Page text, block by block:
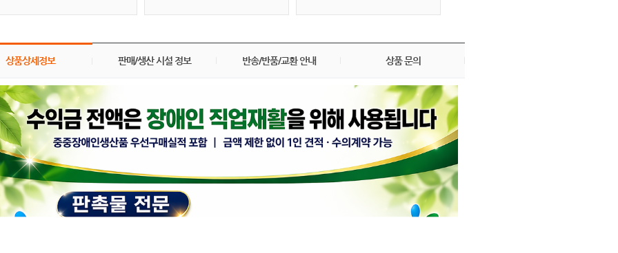
상품상세정보 판매/생산 시설 정보 반송/반품/교환 안내 상품 문의